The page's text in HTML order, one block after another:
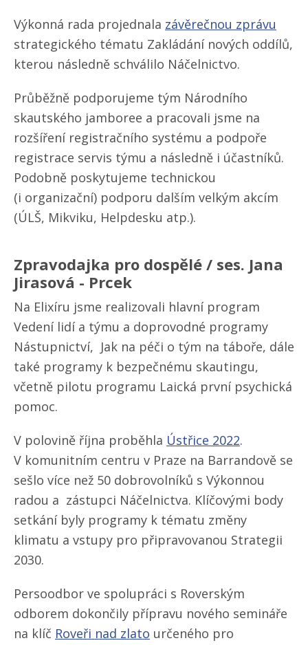
Výkonná rada projednala závěrečnou zprávu
strategického tématu Zakládání nových oddílů,
kterou následně schválilo Náčelnictvo.
Průběžně podporujeme tým Národního
skautského jamboree a pracovali jsme na
rozšíření registračního systému a podpoře
registrace servis týmu a následně i účastníků.
Podobně poskytujeme technickou
(i organizační) podporu dalším velkým akcím
(ÚLŠ, Mikviku, Helpdesku atp.).
Zpravodajka pro dospělé / ses. Jana
Jirasová - Prcek
Na Elixíru jsme realizovali hlavní program
Vedení lidí a týmu a doprovodné programy
Nástupnictví, Jak na péči o tým na táboře, dále
také programy k bezpečnému skautingu,
včetně pilotu programu Laická první psychická
pomoc.
V polovině října proběhla Ústřice 2022.
V komunitním centru v Praze na Barrandově se
sešlo více než 50 dobrovolníků s Výkonnou
radou a zástupci Náčelnictva. Klíčovými body
setkání byly programy k tématu změny
klimatu a vstupy pro připravovanou Strategii
2030.
Persoodbor ve spolupráci s Roverským
odborem dokončily přípravu nového semináře
na klíč Roveři nad zlato určeného pro